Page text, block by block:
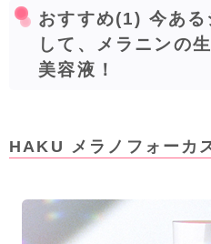
おすすめ(1) 今ある
して、メラニンの
美容液！
HAKU メラノフォーカ